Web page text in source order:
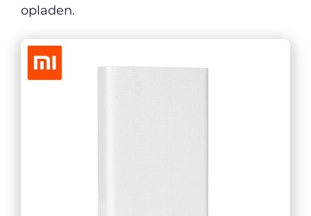
opladen.